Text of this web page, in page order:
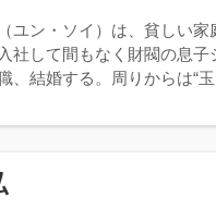
ユン・ソイ）は、貧しい
社して間もなく財閥の息
、結婚する。周りからは“